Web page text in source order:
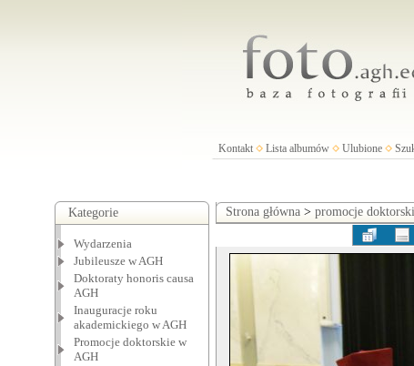
Kontakt Lista albumów Ulubione
Kategorie
Wydarzenia
Jubileusze w AGH
Doktoraty honoris causa
AGH
Inauguracje roku
akademickiego w AGH
Promocje doktorskie w
AGH
Strona główna> promocje